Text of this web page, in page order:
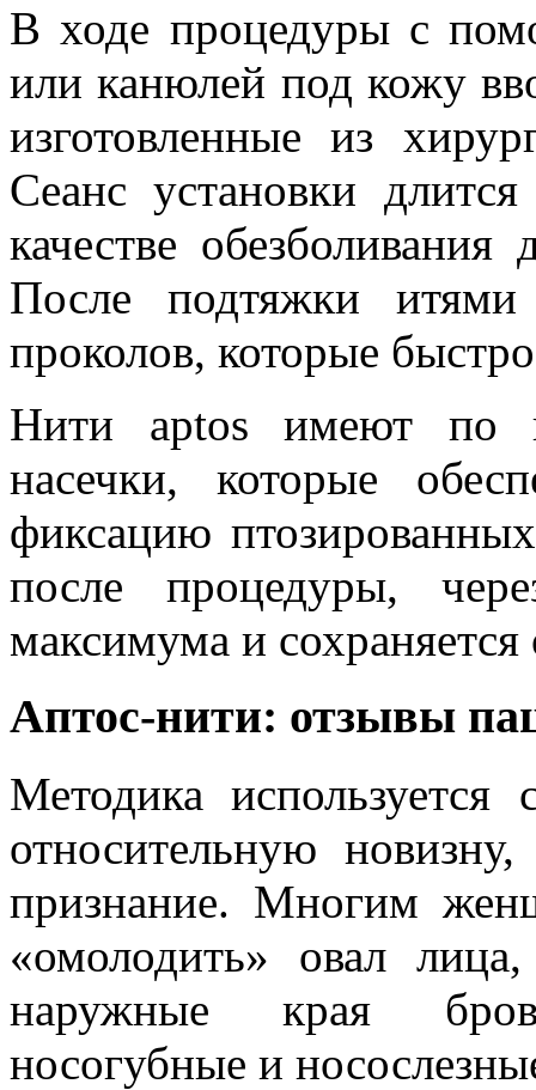
В ходе процедуры с
или канюлей под кожу
изготовленные из
Сеанс установки
качестве обезболивания
После подтяжки
проколов, которые
Нити aptos имеют по
насечки, которые
фиксацию
после процедуры,
максимума и сохраняется
Аптос-нити: отзывы
Методика
относительную
признание. Многим
«омолодить» овал
наружные края
носогубные и